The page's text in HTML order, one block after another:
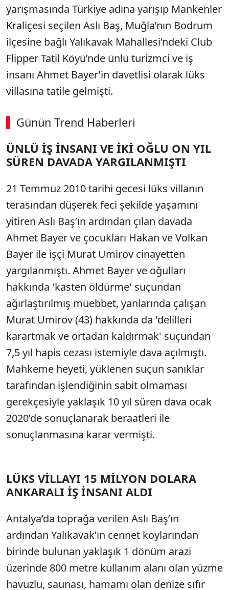
yarışmasında Türkiye adına yarışıp Mankenler
Kraliçesi seçilen Aslı Baş, Muğla’nın Bodrum
ilçesine bağlı Yalıkavak Mahallesi’ndeki Club
Flipper Tatil Köyü’nde ünlü turizmci ve iş
insanı Ahmet Bayer’in davetlisi olarak lüks
villasına tatile gelmişti.
Günün Trend Haberleri
00:02 / 09:08
Sesi Aç
ÜNLÜ İŞ İNSANI VE İKİ OĞLU ON YIL
SÜREN DAVADA YARGILANMIŞTI
21 Temmuz 2010 tarihi gecesi lüks villanın
terasından düşerek feci şekilde yaşamını
yitiren Aslı Baş’ın ardından çılan davada
Ahmet Bayer ve çocukları Hakan ve Volkan
Bayer ile işçi Murat Umirov cinayetten
yargılanmıştı. Ahmet Bayer ve oğulları
hakkında 'kasten öldürme' suçundan
ağırlaştırılmış müebbet, yanlarında çalışan
Murat Umirov (43) hakkında da 'delilleri
karartmak ve ortadan kaldırmak' suçundan
7,5 yıl hapis cezası istemiyle dava açılmıştı.
Mahkeme heyeti, yüklenen suçun sanıklar
tarafından işlendiğinin sabit olmaması
gerekçesiyle yaklaşık 10 yıl süren dava ocak
2020’de sonuçlanarak beraatleri ile
sonuçlanmasına karar vermişti.
LÜKS VİLLAYI 15 MİLYON DOLARA
ANKARALI İŞ İNSANI ALDI
Antalya’da toprağa verilen Aslı Baş’ın
ardından Yalıkavak’ın cennet koylarından
birinde bulunan yaklaşık 1 dönüm arazi
üzerinde 800 metre kullanım alanı olan yüzme
havuzlu, saunası, hamamı olan denize sıfır